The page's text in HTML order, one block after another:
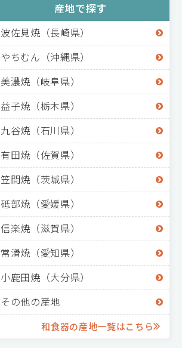
産地で探す
波佐見焼（長崎県）
やちむん（沖縄県）
美濃焼（岐阜県）
益子焼（栃木県）
九谷焼（石川県）
有田焼（佐賀県）
笠間焼（茨城県）
砥部焼（愛媛県）
信楽焼（滋賀県）
常滑焼（愛知県）
小鹿田焼（大分県）
その他の産地
和食器の産地一覧はこちら